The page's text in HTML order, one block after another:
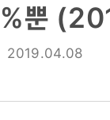
뿐
2019.04.08